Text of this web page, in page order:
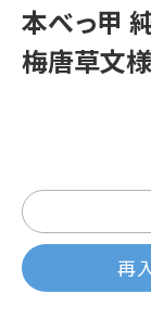
本べっ甲
梅唐草文様
再